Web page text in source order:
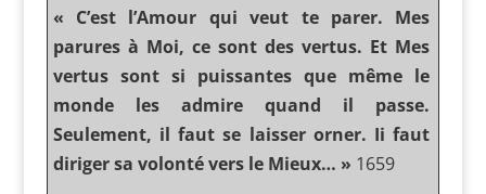
« C’est l’Amour qui veut te parer. Mes
parures à Moi, ce sont des vertus. Et Mes
vertus sont si puissantes que même le
monde les admire quand il passe.
Seulement, il faut se laisser orner. Ii faut
diriger sa volonté vers le Mieux… » 1659